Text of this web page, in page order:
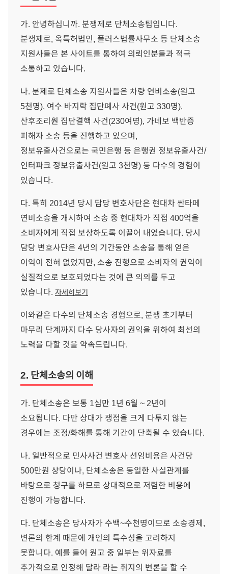
가. 안녕하십니까. 분쟁제로 단체소송팀입니다.
분쟁제로, 옥특허법인, 플러스법률사무소 등 단체소송
지원사들은 본 사이트를 통하여 의뢰인분들과 적극
소통하고 있습니다.
나. 분제로 단체소송 지원사들은 차량 연비소송(원고
5천명), 여수 바지락 집단폐사 사건(원고 330명),
산후조리원 집단결핵 사건(230여명), 가네보 백반증
피해자 소송 등을 진행하고 있으며,
정보유출사건으로는 국민은행 등 은행권 정보유출사건/
인터파크 정보유출사건(원고 3천명) 등 다수의 경험이
있습니다.
다. 특히 2014년 당시 담당 변호사단은 현대차 싼타페
연비소송을 개시하여 소송 중 현대차가 직접 400억을
소비자에게 직접 보상하도록 이끌어 내었습니다. 당시
담당 변호사단은 4년의 기간동안 소송을 통해 얻은
이익이 전혀 없었지만, 소송 진행으로 소비자의 권익이
실질적으로 보호되었다는 것에 큰 의의를 두고
있습니다. 자세히보기
이와같은 다수의 단체소송 경험으로, 분쟁 초기부터
마무리 단계까지 다수 당사자의 권익을 위하여 최선의
노력을 다할 것을 약속드립니다.
2. 단체소송의 이해
가. 단체소송은 보통 1심만 1년 6월 ~ 2년이
소요됩니다. 다만 상대가 쟁점을 크게 다투지 않는
경우에는 조정/화해를 통해 기간이 단축될 수 있습니다.
나. 일반적으로 민사사건 변호사 선임비용은 사건당
500만원 상당이나, 단체소송은 동일한 사실관계를
바탕으로 청구를 하므로 상대적으로 저렴한 비용에
진행이 가능합니다.
다. 단체소송은 당사자가 수백~수천명이므로 소송경제,
변론의 한계 때문에 개인의 특수성을 고려하지
못합니다. 예를 들어 원고 중 일부는 위자료를
추가적으로 인정해 달라 라는 취지의 변론을 할 수